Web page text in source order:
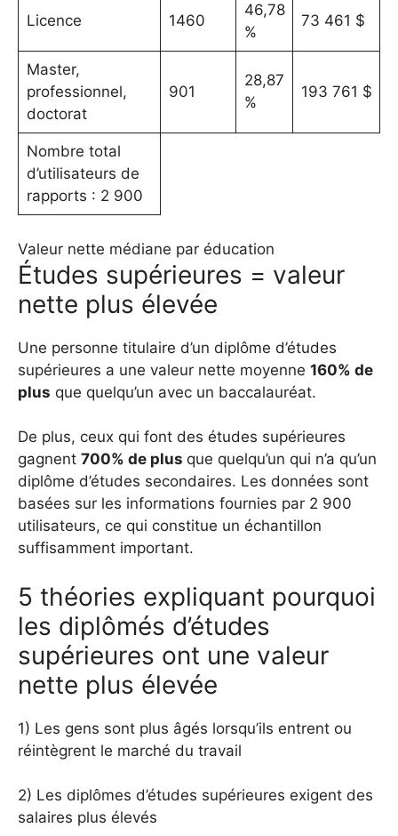
Licence 1460
46,78
%
73 461 $
Master,
professionnel,
doctorat
901
28,87
%
193 761 $
Nombre total
d’utilisateurs de
rapports : 2 900
Valeur nette médiane par éducation
Études supérieures = valeur
nette plus élevée
Une personne titulaire d’un diplôme d’études
supérieures a une valeur nette moyenne 160% de
plus que quelqu’un avec un baccalauréat.
De plus, ceux qui font des études supérieures
gagnent 700% de plus que quelqu’un qui n’a qu’un
diplôme d’études secondaires. Les données sont
basées sur les informations fournies par 2 900
utilisateurs, ce qui constitue un échantillon
suffisamment important.
5 théories expliquant pourquoi
les diplômés d’études
supérieures ont une valeur
nette plus élevée
1) Les gens sont plus âgés lorsqu’ils entrent ou
réintègrent le marché du travail
2) Les diplômes d’études supérieures exigent des
salaires plus élevés